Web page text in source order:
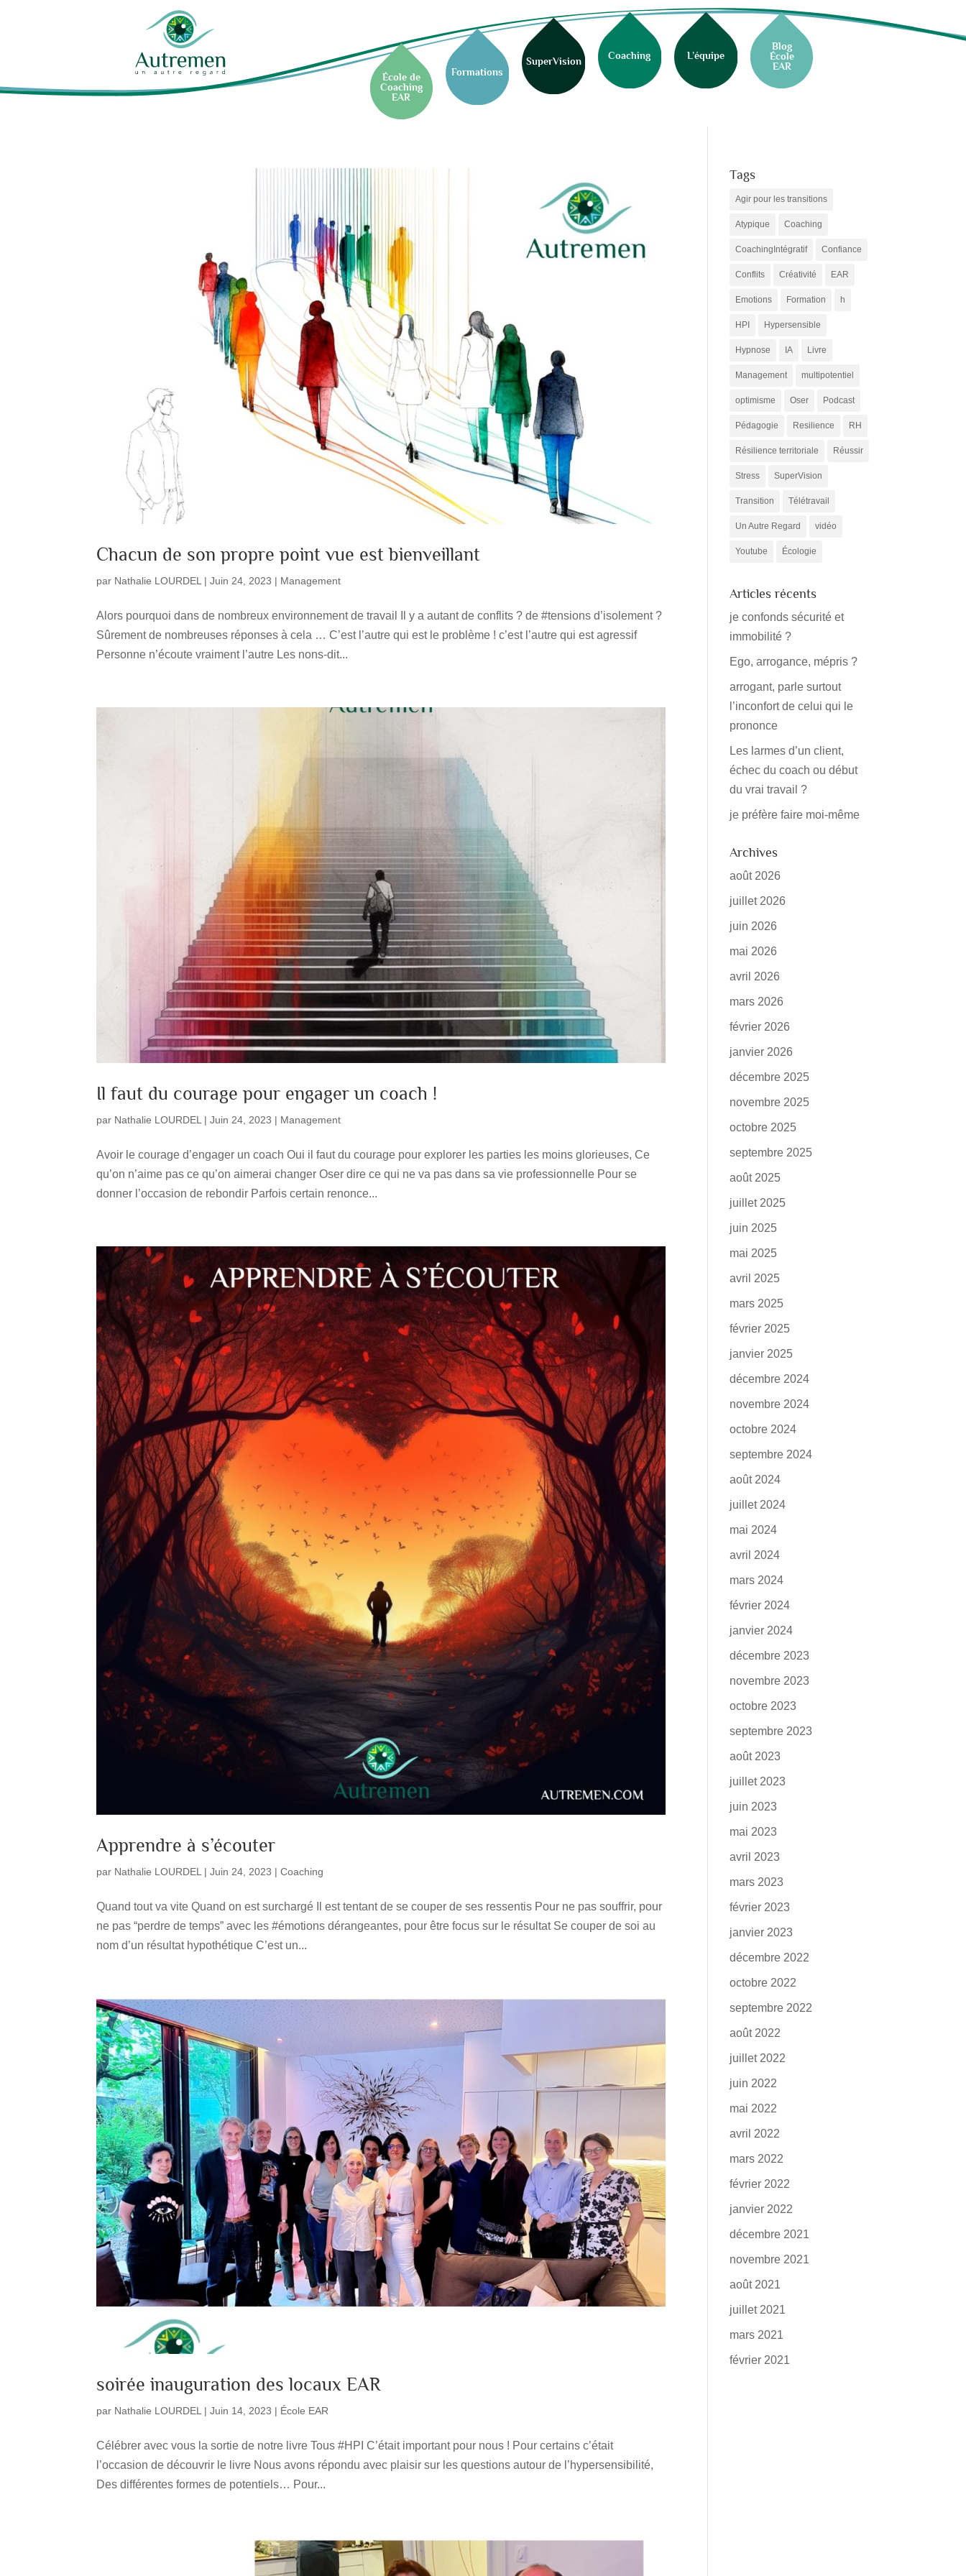
École de
Coaching
EAR
Formations
SuperVision Coaching L’équipe
Blog
École
EAR
Chacun de son propre point vue est bienveillant
par Nathalie LOURDEL |Juin 24, 2023 | Management
Alors pourquoi dans de nombreux environnement de travail Il y a autant de conflits ? de #tensions d’isolement ?
Sûrement de nombreuses réponses à cela … C’est l’autre qui est le problème ! c’est l’autre qui est agressif
Personne n’écoute vraiment l’autre Les nons-dit...
Il faut du courage pour engager un coach !
par Nathalie LOURDEL |Juin 24, 2023 | Management
Avoir le courage d’engager un coach Oui il faut du courage pour explorer les parties les moins glorieuses, Ce
qu’on n’aime pas ce qu’on aimerai changer Oser dire ce qui ne va pas dans sa vie professionnelle Pour se
donner l’occasion de rebondir Parfois certain renonce...
Apprendre à s’écouter
par Nathalie LOURDEL |Juin 24, 2023 |Coaching
Quand tout va vite Quand on est surchargé Il est tentant de se couper de ses ressentis Pour ne pas souffrir, pour
ne pas “perdre de temps” avec les #émotions dérangeantes, pour être focus sur le résultat Se couper de soi au
nom d’un résultat hypothétique C’est un...
soirée inauguration des locaux EAR
par Nathalie LOURDEL |Juin 14, 2023 | École EAR
Célébrer avec vous la sortie de notre livre Tous #HPI C’était important pour nous ! Pour certains c’était
l’occasion de découvrir le livre Nous avons répondu avec plaisir sur les questions autour de l’hypersensibilité,
Des différentes formes de potentiels… Pour...
Tags
Agir pour les transitions
Atypique Coaching
CoachingIntégratif Confiance
Conflits Créativité EAR
Emotions Formation h
HPI Hypersensible
Hypnose IA Livre
Management multipotentiel
optimisme Oser Podcast
Pédagogie Resilience RH
Résilience territoriale Réussir
Stress SuperVision
Transition Télétravail
Un Autre Regard vidéo
Youtube Écologie
Articles récents
je confonds sécurité et
immobilité ?
Ego, arrogance, mépris ?
arrogant, parle surtout
l’inconfort de celui qui le
prononce
Les larmes d’un client,
échec du coach ou début
du vrai travail ?
je préfère faire moi-même
Archives
août 2026
juillet 2026
juin 2026
mai 2026
avril 2026
mars 2026
février 2026
janvier 2026
décembre 2025
novembre 2025
octobre 2025
septembre 2025
août 2025
juillet 2025
juin 2025
mai 2025
avril 2025
mars 2025
février 2025
janvier 2025
décembre 2024
novembre 2024
octobre 2024
septembre 2024
août 2024
juillet 2024
mai 2024
avril 2024
mars 2024
février 2024
janvier 2024
décembre 2023
novembre 2023
octobre 2023
septembre 2023
août 2023
juillet 2023
juin 2023
mai 2023
avril 2023
mars 2023
février 2023
janvier 2023
décembre 2022
octobre 2022
septembre 2022
août 2022
juillet 2022
juin 2022
mai 2022
avril 2022
mars 2022
février 2022
janvier 2022
décembre 2021
novembre 2021
août 2021
juillet 2021
mars 2021
février 2021